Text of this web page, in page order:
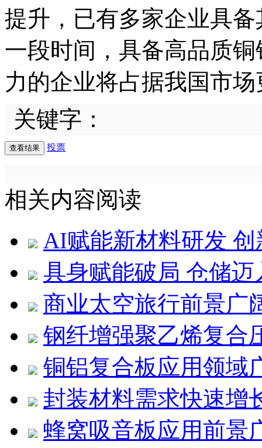
提升，已有多家企业具
一段时间，具备高品质
力的企业将占据我国市
关键字：
投票
相关内容阅读
AI赋能新材料研发
具身赋能破局 仓储
商业太空旅行前景广
钢纤增强聚乙烯复合
铜铝复合板应用领域
封装材料需求快速增
蜂窝吸音板应用前景